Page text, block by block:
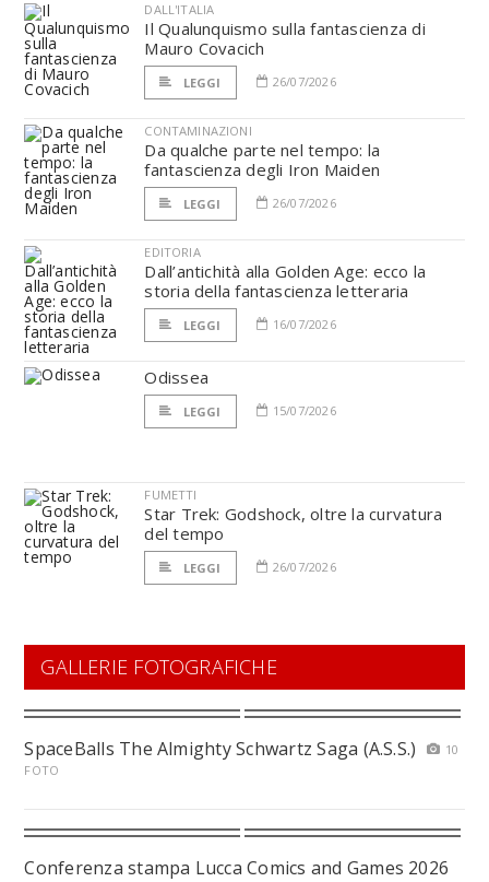
DALL'ITALIA
Il Qualunquismo sulla fantascienza di
Mauro Covacich
LEGGI 26/07/2026
CONTAMINAZIONI
Da qualche parte nel tempo: la
fantascienza degli Iron Maiden
LEGGI 26/07/2026
EDITORIA
Dall’antichità alla Golden Age: ecco la
storia della fantascienza letteraria
LEGGI 16/07/2026
Odissea
LEGGI 15/07/2026
FUMETTI
Star Trek: Godshock, oltre la curvatura
del tempo
LEGGI 26/07/2026
GALLERIE FOTOGRAFICHE
SpaceBalls The Almighty Schwartz Saga (A.S.S.)
10
FOTO
Conferenza stampa Lucca Comics and Games 2026